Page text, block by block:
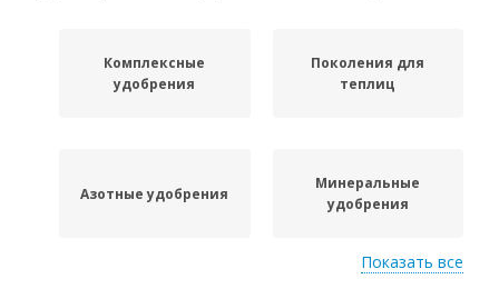
Комплексные
удобрения
Поколения для
теплиц
Азотные удобрения
Минеральные
удобрения
Показать все